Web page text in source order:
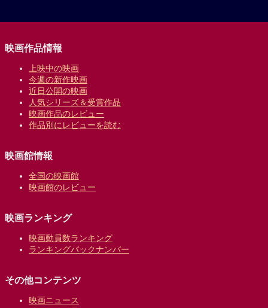
映画作品情報
上映中の映画
今週の新作映画
近日公開の映画
人気シリーズ＆受賞作品
映画作品のレビュー
作品別にレビューを読む
映画館情報
全国の映画館
映画館のレビュー
映画ランキング
映画動員数ランキング
ランキングバックナンバー
その他コンテンツ
映画ニュース